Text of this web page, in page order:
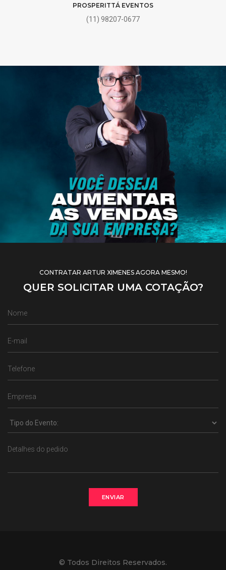
PROSPERITTÁ EVENTOS
(11) 98207-0677
CONTRATAR ARTUR XIMENES AGORA MESMO!
QUER SOLICITAR UMA COTAÇÃO?
ENVIAR
© Todos Direitos Reservados.